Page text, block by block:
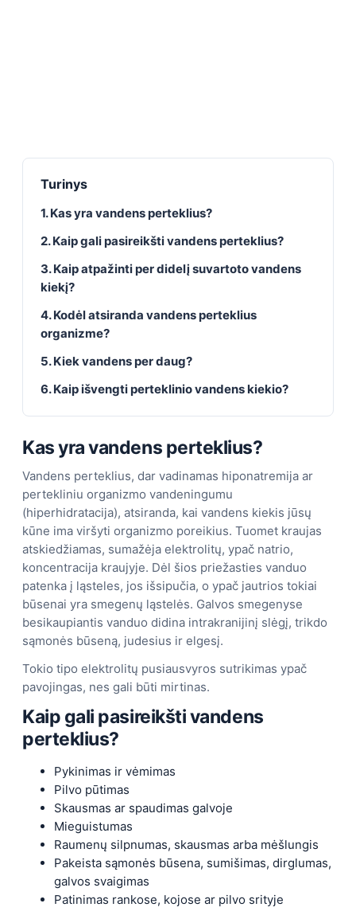
Turinys
1. Kas yra vandens perteklius?
2. Kaip gali pasireikšti vandens perteklius?
3. Kaip atpažinti per didelį suvartoto vandens
kiekį?
4. Kodėl atsiranda vandens perteklius
organizme?
5. Kiek vandens per daug?
6. Kaip išvengti perteklinio vandens kiekio?
Kas yra vandens perteklius?
Vandens perteklius, dar vadinamas hiponatremija ar
pertekliniu organizmo vandeningumu
(hiperhidratacija), atsiranda, kai vandens kiekis jūsų
kūne ima viršyti organizmo poreikius. Tuomet kraujas
atskiedžiamas, sumažėja elektrolitų, ypač natrio,
koncentracija kraujyje. Dėl šios priežasties vanduo
patenka į ląsteles, jos išsipučia, o ypač jautrios tokiai
būsenai yra smegenų ląstelės. Galvos smegenyse
besikaupiantis vanduo didina intrakranijinį slėgį, trikdo
sąmonės būseną, judesius ir elgesį.
Tokio tipo elektrolitų pusiausvyros sutrikimas ypač
pavojingas, nes gali būti mirtinas.
Kaip gali pasireikšti vandens
perteklius?
Pykinimas ir vėmimas
Pilvo pūtimas
Skausmas ar spaudimas galvoje
Mieguistumas
Raumenų silpnumas, skausmas arba mėšlungis
Pakeista sąmonės būsena, sumišimas, dirglumas,
galvos svaigimas
Patinimas rankose, kojose ar pilvo srityje